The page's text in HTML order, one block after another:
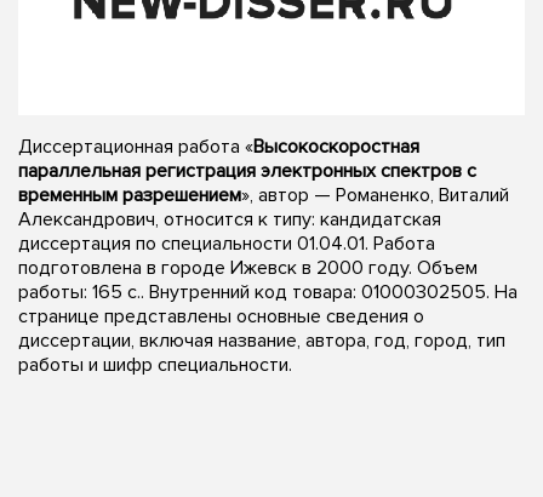
Диссертационная работа «Высокоскоростная
параллельная регистрация электронных спектров с
временным разрешением», автор — Романенко, Виталий
Александрович, относится к типу: кандидатская
диссертация по специальности 01.04.01. Работа
подготовлена в городе Ижевск в 2000 году. Объем
работы: 165 с.. Внутренний код товара: 01000302505. На
странице представлены основные сведения о
диссертации, включая название, автора, год, город, тип
работы и шифр специальности.